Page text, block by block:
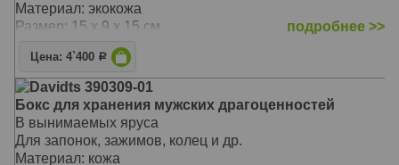
Материал: экокожа
Размер: 15 х 9 х 15 см
подробнее >>
Цена: 4`400 Р
Davidts 390309-01
Бокс для хранения мужских драгоценностей
В вынимаемых яруса
Для запонок, зажимов, колец и др.
Материал: кожа